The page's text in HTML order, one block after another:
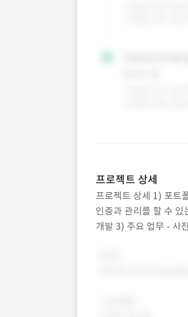
프로젝트 상세
프로젝트 상세 1) 포트
인증과 관리를 할 수
개발 3) 주요 업무 - 사